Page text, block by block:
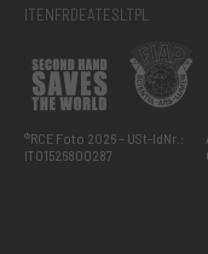
ITENFRDEATESLTPL
®RCE Foto 2026 – USt-IdNr.:
IT01526800287